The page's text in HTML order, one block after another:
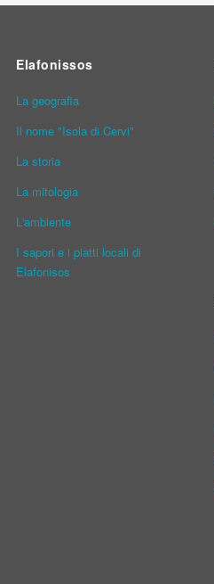
Elafonissos
La geografia
Il nome "Isola di Cervi"
La storia
La mitologia
L'ambiente
I sapori e i piatti locali di
Elafonisos